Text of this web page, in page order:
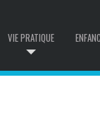
VIE PRATIQUE